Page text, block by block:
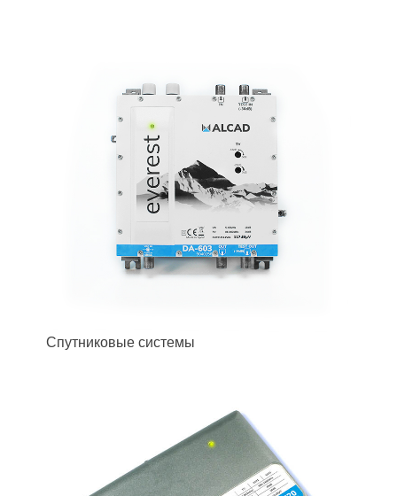
Спутниковые системы